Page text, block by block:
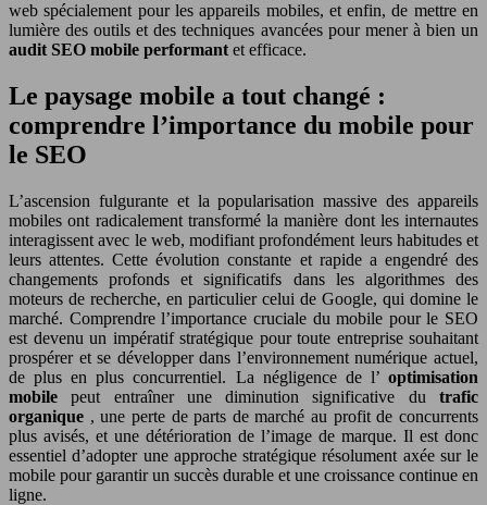
web spécialement pour les appareils mobiles, et enfin, de mettre en
lumière des outils et des techniques avancées pour mener à bien un
audit SEO mobile performant et efficace.
Le paysage mobile a tout changé :
comprendre l’importance du mobile pour
le SEO
L’ascension fulgurante et la popularisation massive des appareils
mobiles ont radicalement transformé la manière dont les internautes
interagissent avec le web, modifiant profondément leurs habitudes et
leurs attentes. Cette évolution constante et rapide a engendré des
changements profonds et significatifs dans les algorithmes des
moteurs de recherche, en particulier celui de Google, qui domine le
marché. Comprendre l’importance cruciale du mobile pour le SEO
est devenu un impératif stratégique pour toute entreprise souhaitant
prospérer et se développer dans l’environnement numérique actuel,
de plus en plus concurrentiel. La négligence de l’ optimisation
mobilepeut entraîner une diminution significative dutrafic
organique , une perte de parts de marché au profit de concurrents
plus avisés, et une détérioration de l’image de marque. Il est donc
essentiel d’adopter une approche stratégique résolument axée sur le
mobile pour garantir un succès durable et une croissance continue en
ligne.